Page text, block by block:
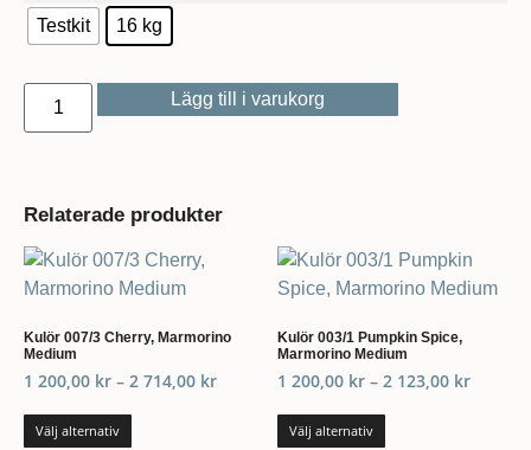
Testkit 16 kg
Lägg till i varukorg
Relaterade produkter
Kulör 007/3 Cherry, Marmorino
Medium
1 200,00 kr – 2 714,00 kr
Välj alternativ
Kulör 003/1 Pumpkin Spice,
Marmorino Medium
1 200,00 kr – 2 123,00 kr
Välj alternativ